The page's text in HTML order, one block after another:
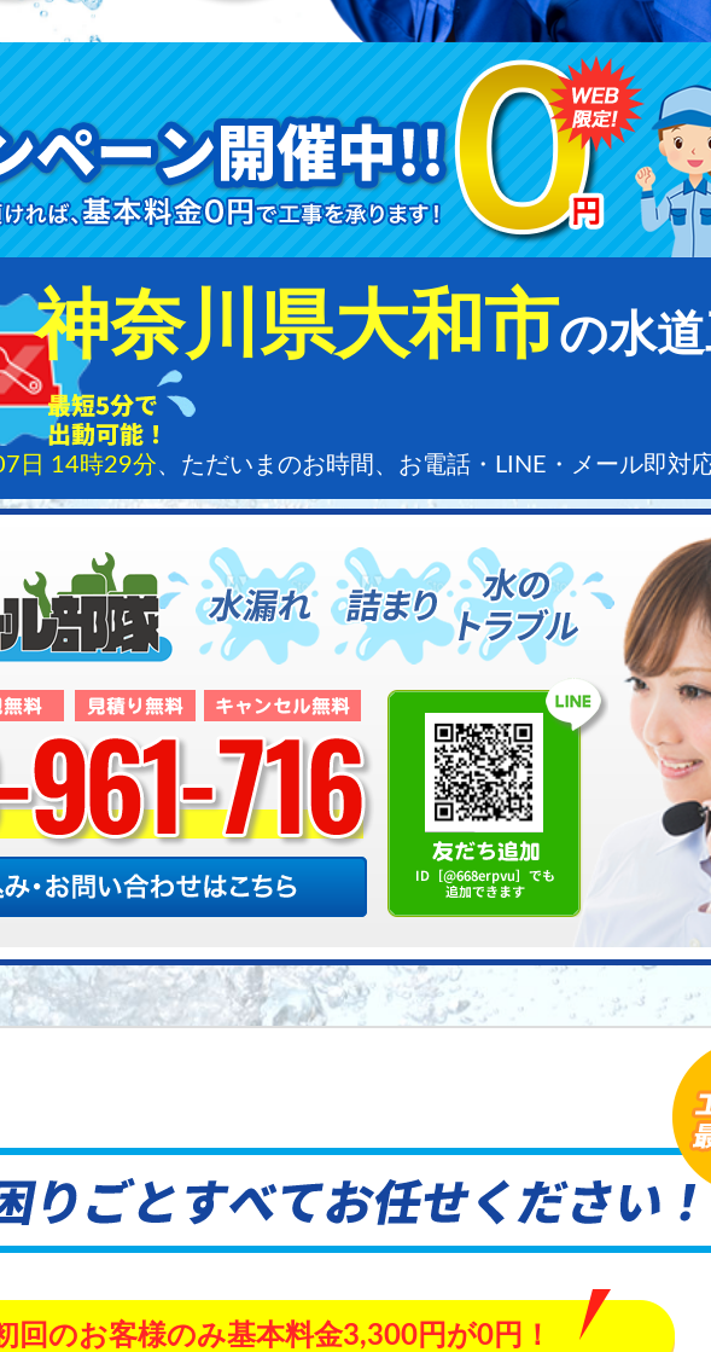
神奈川県大和市の水
日 14時29分、ただいまのお時間、お電話・LINE・メール即対
回のお客様のみ基本料金3,300円が0円！